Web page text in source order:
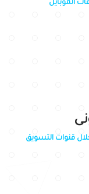
الموبايل
قنوات التسويق